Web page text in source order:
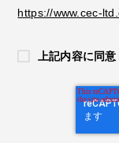
https://www.cec-
上記内容に同